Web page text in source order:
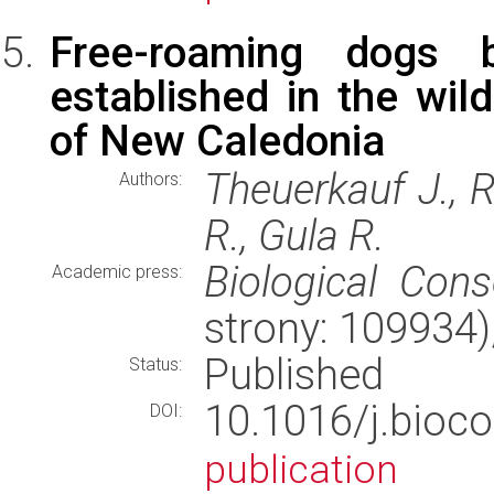
Free-roaming
established in the
of New Caledonia
Authors:
Theuerkauf J.,
R., Gula R.
Academic press:
Biological
strony:
Status: Published
DOI: 10.1016/
publication